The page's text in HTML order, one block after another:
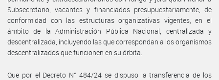
Subsecretario, vacantes y financiados presupuestariamente, de
conformidad con las estructuras organizativas vigentes, en el
ámbito de la Administración Pública Nacional, centralizada y
descentralizada, incluyendo las que correspondan a los organismos
descentralizados que funcionen en su órbita.
Que por el Decreto N° 484/24 se dispuso la transferencia de los